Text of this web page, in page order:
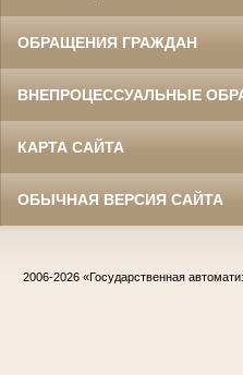
ОБРАЩЕНИЯ ГРАЖДАН
ВНЕПРОЦЕССУАЛЬНЫЕ
КАРТА САЙТА
ОБЫЧНАЯ ВЕРСИЯ САЙТА
2006-2026 «Государственная